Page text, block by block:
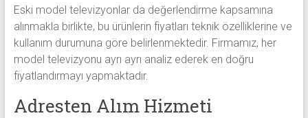
Eski model televizyonlar da değerlendirme kapsamına
alınmakla birlikte, bu ürünlerin fiyatları teknik özelliklerine ve
kullanım durumuna göre belirlenmektedir. Firmamız, her
model televizyonu ayrı ayrı analiz ederek en doğru
fiyatlandırmayı yapmaktadır.
Adresten Alım Hizmeti